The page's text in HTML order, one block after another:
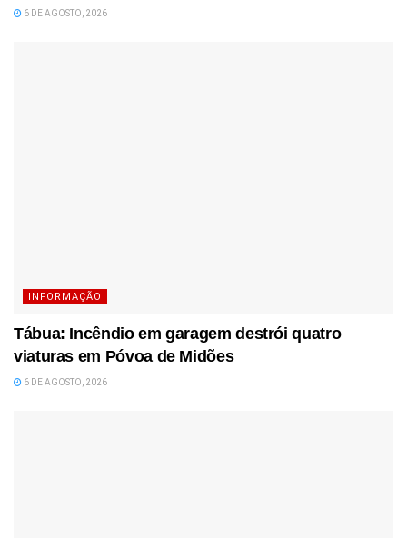
6 DE AGOSTO, 2026
INFORMAÇÃO
Tábua: Incêndio em garagem destrói quatro
viaturas em Póvoa de Midões
6 DE AGOSTO, 2026